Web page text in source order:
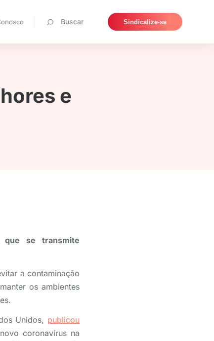
Buscar Sindicalize-se
Pesquisar
e
se transmite
a contaminação
os ambientes
Unidos, publicou
coronavírus na